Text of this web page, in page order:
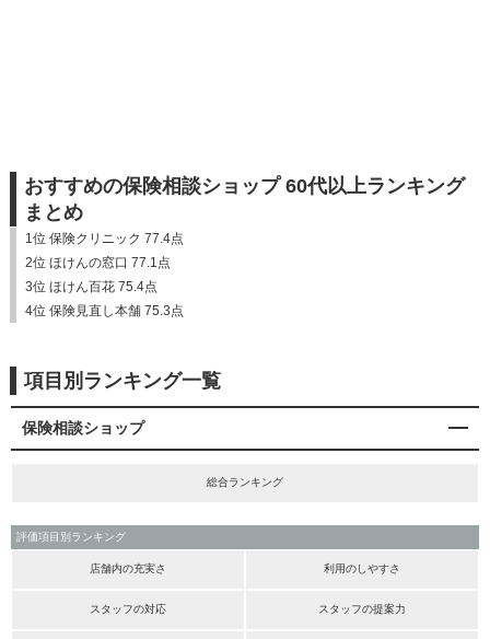
おすすめの保険相談ショップ 60代以上ランキング
まとめ
1位 保険クリニック 77.4点
2位 ほけんの窓口 77.1点
3位 ほけん百花 75.4点
4位 保険見直し本舗 75.3点
項目別ランキング一覧
保険相談ショップ
総合ランキング
評価項目別ランキング
店舗内の充実さ 利用のしやすさ
スタッフの対応 スタッフの提案力